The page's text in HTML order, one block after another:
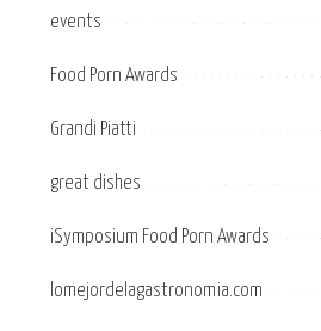
events
Food Porn Awards
Grandi Piatti
great dishes
iSymposium Food Porn Awards
lomejordelagastronomia.com